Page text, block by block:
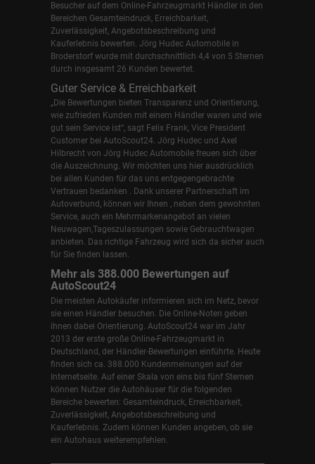
Besucher auf dem Online-Fahrzeugmarkt Händler in den
Bereichen Gesamteindruck, Erreichbarkeit,
Zuverlässigkeit, Angebotsbeschreibung und
Kauferlebnis bewerten. Jörg Hudec Automobile in
Broderstorf wurde mit durchschnittlich 4,4 von 5 Sternen
durch insgesamt 26 Kunden bewertet.
Guter Service & Erreichbarkeit
„Die Bewertungen bieten Transparenz und Orientierung,
wie zufrieden Kunden mit einem Händler waren und wie
gut sein Service ist“, sagt Felix Frank, Vice President
Customer bei AutoScout24. Jörg Hudec und Axel
Hilbrecht von Jörg Hudec Automobile freuen sich über
die Auszeichnung. Wir möchten uns hier ausdrücklich
bei allen Kunden für das uns entgegengebrachte
Vertrauen bedanken . Dank unserer Partnerschaft im
Autoverbund, können wir Ihnen , neben dem gewohnten
Service, auch ein Mehrmarkenangebot an vielen
Neuwagen,Tageszulassungen sowie Gebrauchtwagen
anbieten. Das richtige Fahrzeug wird sich da sicher auch
für Sie finden lassen.
Mehr als 388.000 Bewertungen auf
AutoScout24
Die meisten Autokäufer informieren sich im Netz, bevor
sie einen Händler besuchen. Die Online-Noten geben
ihnen dabei Orientierung. AutoScout24 war im Jahr
2013 der erste große Online-Fahrzeugmarkt in
Deutschland, der Händler-Bewertungen einführte. Heute
finden sich ca. 388.000 Kundenmeinungen auf der
Internetseite. Auf einer Skala von eins bis fünf Sternen
können Nutzer die Autohäuser für die folgenden
Bereiche bewerten: Gesamteindruck, Erreichbarkeit,
Zuverlässigkeit, Angebotsbeschreibung und
Kauferlebnis. Zudem können Kunden angeben, ob sie
ein Autohaus weiterempfehlen.